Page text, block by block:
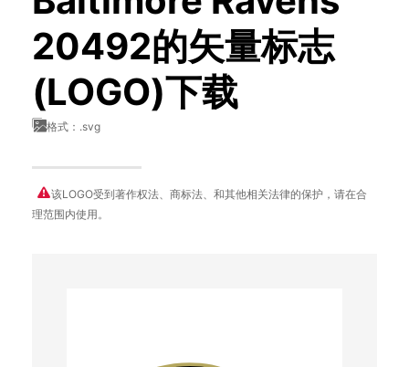
20492的矢量标志
(LOGO)下载
格式：.svg
该LOGO受到著作权法、商标法、和其他相关法律的保护，请在合
理范围内使用。